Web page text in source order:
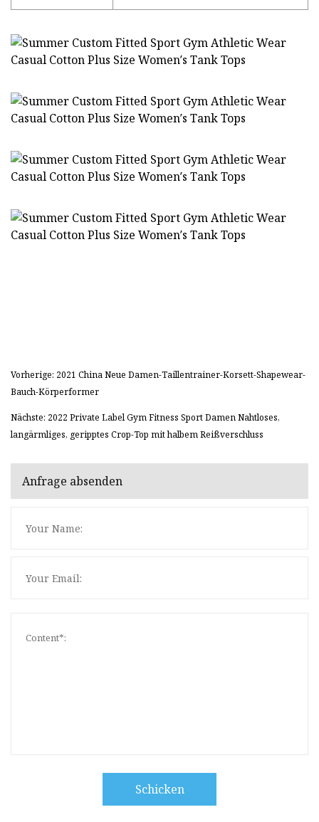
Vorherige: 2021 China Neue Damen-Taillentrainer-Korsett-Shapewear-
Bauch-Körperformer
Nächste: 2022 Private Label Gym Fitness Sport Damen Nahtloses,
langärmliges, geripptes Crop-Top mit halbem Reißverschluss
Anfrage absenden
Schicken